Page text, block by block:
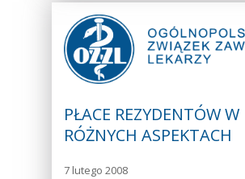
PŁACE REZYDENTÓW W
RÓŻNYCH ASPEKTACH
7 lutego 2008